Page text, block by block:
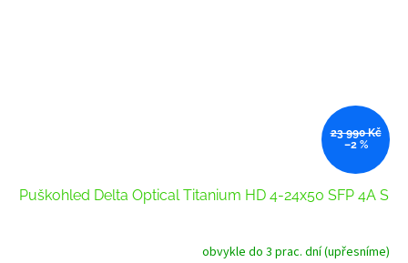
23 990 Kč
–2 %
Puškohled Delta Optical Titanium HD 4-24x50 SFP 4A S
obvykle do 3 prac. dní (upřesníme)